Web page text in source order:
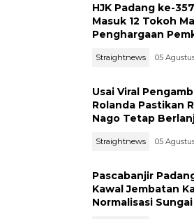
HJK Padang ke-
Masuk 12 Tokoh
Penghargaan
Straightnews 05
Usai Viral
Rolanda Pastikan
Nago Tetap
Straightnews 05
Pascabanjir
Kawal Jembatan
Normalisasi Sungai